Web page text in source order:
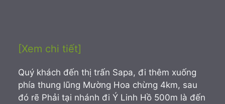
[Xem chi tiết]
Quý khách đến thị trấn Sapa, đi thêm xuống
phía thung lũng Mường Hoa chừng 4km, sau
đó rẽ Phải tại nhánh đi Ý Linh Hồ 500m là đến